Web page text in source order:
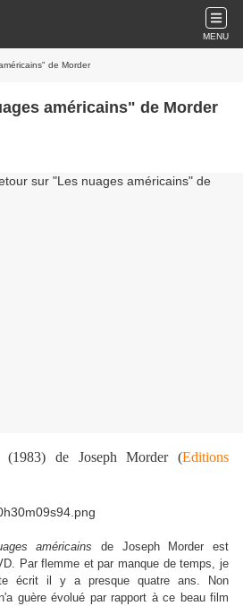
MENU
de Morder
américains" de Morder
(1983) de Joseph Morder (Editions
américains de Joseph Morder est
Par flemme et par manque de temps, je
écrit il y a presque quatre ans. Non
guère évolué par rapport à ce beau film